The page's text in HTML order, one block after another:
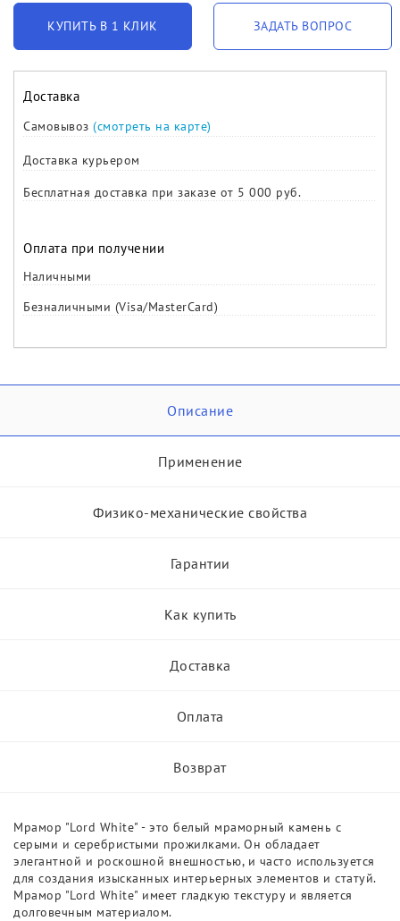
КУПИТЬ В 1 КЛИК ЗАДАТЬ ВОПРОС
Доставка
Самовывоз (смотреть на карте)
Доставка курьером
Бесплатная доставка при заказе от 5 000 руб.
Оплата при получении
Наличными
Безналичными (Visa/MasterCard)
Описание
Применение
Физико-механические свойства
Гарантии
Как купить
Доставка
Оплата
Возврат
Мрамор "Lord White" - это белый мраморный камень с
серыми и серебристыми прожилками. Он обладает
элегантной и роскошной внешностью, и часто используется
для создания изысканных интерьерных элементов и статуй.
Мрамор "Lord White" имеет гладкую текстуру и является
долговечным материалом.